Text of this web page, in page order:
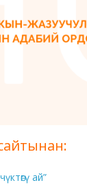
ай”